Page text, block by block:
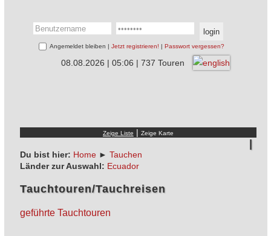
Angemeldet bleiben | Jetzt registrieren! | Passwort vergessen?
08.08.2026 | 05:06 | 737 Touren
|
Du bist hier: Home► Tauchen
Länder zur Auswahl: Ecuador
Tauchtouren/Tauchreisen
geführte Tauchtouren